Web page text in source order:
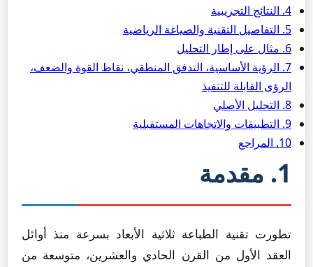
4. النتائج التجريبية
5. التفاصيل التقنية والصياغة الرياضية
6. مثال على إطار التحليل
7. الرؤية الأساسية، التدفق المنطقي، نقاط القوة والضعف،
الرؤى القابلة للتنفيذ
8. التحليل الأصلي
9. التطبيقات والاتجاهات المستقبلية
10. المراجع
1. مقدمة
تطورت تقنية الطباعة ثلاثية الأبعاد بسرعة منذ أوائل
العقد الأول من القرن الحادي والعشرين، متوسعة من